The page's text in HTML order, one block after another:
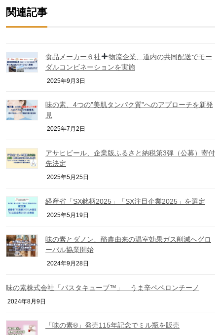
関連記事
食品メーカー６社
物流企業、道内の共同配送でモー
ダルコンビネーションを実施
2025年9月3日
味の素、4つの"美肌タンパク質"へのアプローチを新発
見
2025年7月2日
アサヒビール、企業版ふるさと納税第3弾（公募）寄付
先決定
2025年5月25日
経産省「SX銘柄2025」「SX注目企業2025」を選定
2025年5月19日
味の素とダノン、酪農由来の温室効果ガス削減へグロ
ーバル協業開始
2024年9月28日
味の素株式会社「パスタキューブ™」 うま辛ペペロンチーノ
2024年8月9日
「味の素®」発売115年記念でミル瓶を販売